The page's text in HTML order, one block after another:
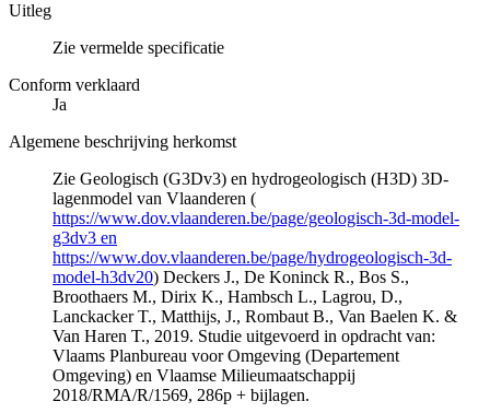
Uitleg
Zie vermelde specificatie
Conform verklaard
Ja
Algemene beschrijving herkomst
Zie Geologisch (G3Dv3) en hydrogeologisch (H3D) 3D-
lagenmodel van Vlaanderen (
https://www.dov.vlaanderen.be/page/geologisch-3d-model-
g3dv3 en
https://www.dov.vlaanderen.be/page/hydrogeologisch-3d-
model-h3dv20) Deckers J., De Koninck R., Bos S.,
Broothaers M., Dirix K., Hambsch L., Lagrou, D.,
Lanckacker T., Matthijs, J., Rombaut B., Van Baelen K. &
Van Haren T., 2019. Studie uitgevoerd in opdracht van:
Vlaams Planbureau voor Omgeving (Departement
Omgeving) en Vlaamse Milieumaatschappij
2018/RMA/R/1569, 286p + bijlagen.